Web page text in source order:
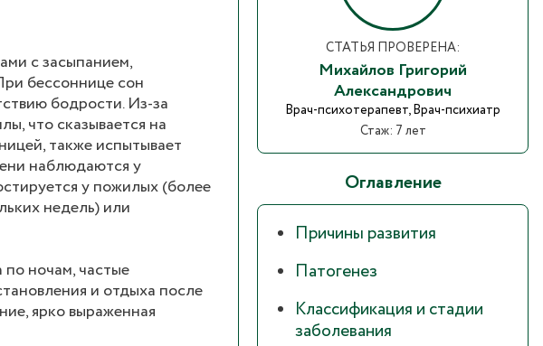
с засыпанием,
бессоннице сон
бодрости. Из-за
что сказывается на
также испытывает
наблюдаются у
у пожилых (более
недель) или
по ночам, частые
и отдыха после
ярко выраженная
СТАТЬЯ ПРОВЕРЕНА:
Михайлов Григорий
Александрович
Врач-психотерапевт, Врач-психиатр
Стаж: 7 лет
Оглавление
Причины развития
Патогенез
Классификация и стадии
заболевания